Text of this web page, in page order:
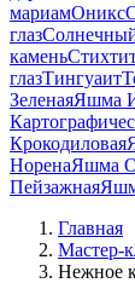
мариамОникс
глаз
камень
глазТингуаит
ЗеленаяЯшма
Крокодиловая
НоренаЯшма
Пейзажная
Главная
Мастер-
Нежное